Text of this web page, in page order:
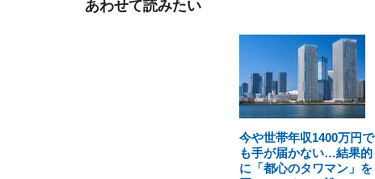
あわせて読みたい
今や世帯年収1400万円で
も手が届かない…結果的
に「都心のタワマン」を